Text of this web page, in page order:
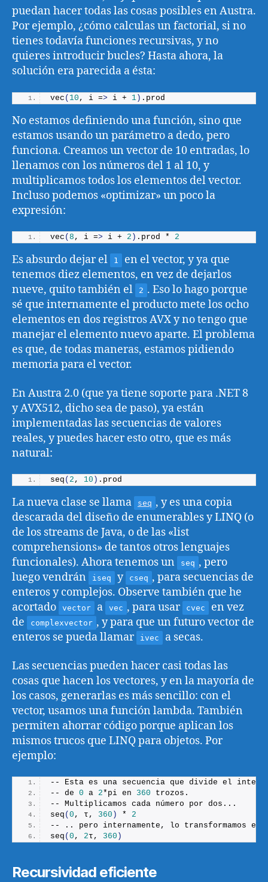
puedan hacer todas las cosas posibles en Austra.
Por ejemplo, ¿cómo calculas un factorial, si no
tienes todavía funciones recursivas, y no
quieres introducir bucles? Hasta ahora, la
solución era parecida a ésta:
vec ( 10 , i => i + 1) . prod
No estamos definiendo una función, sino que
estamos usando un parámetro a dedo, pero
funciona. Creamos un vector de 10 entradas, lo
llenamos con los números del 1 al 10, y
multiplicamos todos los elementos del vector.
Incluso podemos «optimizar» un poco la
expresión:
vec ( 8 , i => i + 2 ) . prod * 2
Es absurdo dejar el 1
en el vector, y ya que
tenemos diez elementos, en vez de dejarlos
nueve, quito también el
2 . Eso lo hago porque
sé que internamente el producto mete los ocho
elementos en dos registros AVX y no tengo que
manejar el elemento nuevo aparte. El problema
es que, de todas maneras, estamos pidiendo
memoria para el vector.
En Austra 2.0 (que ya tiene soporte para .NET 8
y AVX512, dicho sea de paso), ya están
implementadas las secuencias de valores
reales, y puedes hacer esto otro, que es más
natural:
seq ( 2 , 10 ) . prod
La nueva clase se llama seq , y es una copia
descarada del diseño de enumerables y LINQ (o
de los streams de Java, o de las «list
comprehensions» de tantos otros lenguajes
funcionales). Ahora tenemos un
seq , pero
luego vendrán
iseq y cseq , para secuencias de
enteros y complejos. Observe también que he
acortado
vector a vec , para usar cvec
en vez
de
complexvector , y para que un futuro vector de
enteros se pueda llamar
ivec a secas.
Las secuencias pueden hacer casi todas las
cosas que hacen los vectores, y en la mayoría de
los casos, generarlas es más sencillo: con el
vector, usamos una función lambda. También
permiten ahorrar código porque aplican los
mismos trucos que LINQ para objetos. Por
ejemplo:
-- Esta es una secuencia que divide el
-- de 0 a 2*pi en 360 trozos.
-- Multiplicamos cada número por dos...
seq ( 0 , τ, 360 ) * 2
-- .. pero internamente, lo transformamos en
seq ( 0 , 2τ, 360 )
Recursividad eficiente